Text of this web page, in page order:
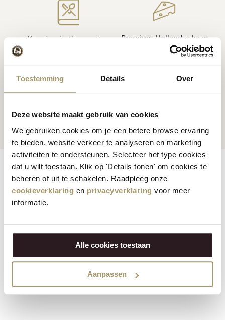
Toestemming Details Over
Deze website maakt gebruik van cookies
We gebruiken cookies om je een betere browse ervaring
te bieden, website verkeer te analyseren en marketing
activiteiten te ondersteunen. Selecteer het type cookies
dat u wilt toestaan. Klik op 'Details tonen' om cookies te
beheren of uit te schakelen. Raadpleeg onze
cookieverklaring en privacyverklaring voor meer
informatie.
Alle cookies toestaan
Aanpassen
Kaas inspiratierecepten Premium Hollandsekaas
gemiddeld met een 9.5
levering
Eigenschappen Reviews
Vegetarisch:
Vegan: Nee
Nee